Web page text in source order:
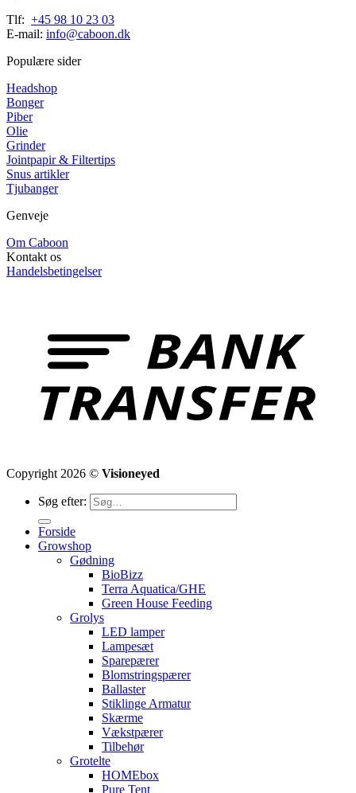
Tlf: +45 98 10 23 03
E-mail: info@caboon.dk
Populære sider
Headshop
Bonger
Piber
Olie
Grinder
Jointpapir & Filtertips
Snus artikler
Tjubanger
Genveje
Om Caboon
Kontakt os
Handelsbetingelser
Copyright 2026 © Visioneyed
Søg efter:
Forside
Growshop
Gødning
BioBizz
Terra Aquatica/GHE
Green House Feeding
Grolys
LED lamper
Lampesæt
Sparepærer
Blomstringspærer
Ballaster
Stiklinge Armatur
Skærme
Vækstpærer
Tilbehør
Grotelte
HOMEbox
Pure Tent